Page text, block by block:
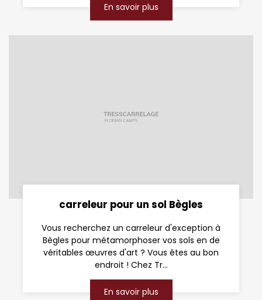
En savoir plus
carreleur pour un sol Bègles
Vous recherchez un carreleur d'exception à
Bègles pour métamorphoser vos sols en de
véritables œuvres d'art ? Vous êtes au bon
endroit ! Chez Tr...
En savoir plus